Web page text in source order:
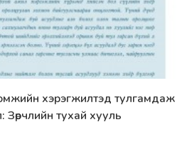
хэрэгжилтэд тулгамдаж
Зөрчлийн тухай хууль